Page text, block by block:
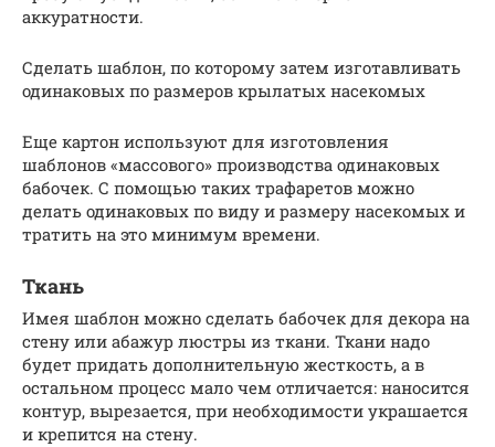
аккуратности.
Сделать шаблон, по которому затем изготавливать
одинаковых по размеров крылатых насекомых
Еще картон используют для изготовления
шаблонов «массового» производства одинаковых
бабочек. С помощью таких трафаретов можно
делать одинаковых по виду и размеру насекомых и
тратить на это минимум времени.
Ткань
Имея шаблон можно сделать бабочек для декора на
стену или абажур люстры из ткани. Ткани надо
будет придать дополнительную жесткость, а в
остальном процесс мало чем отличается: наносится
контур, вырезается, при необходимости украшается
и крепится на стену.